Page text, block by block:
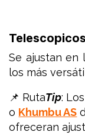
Telescopicos
Se ajustan en
los más
📌 RutaTip:
o Khumbu AS
ofreceran